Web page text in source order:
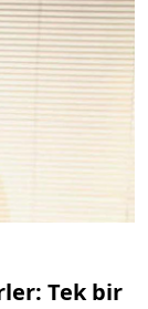
Tek bir